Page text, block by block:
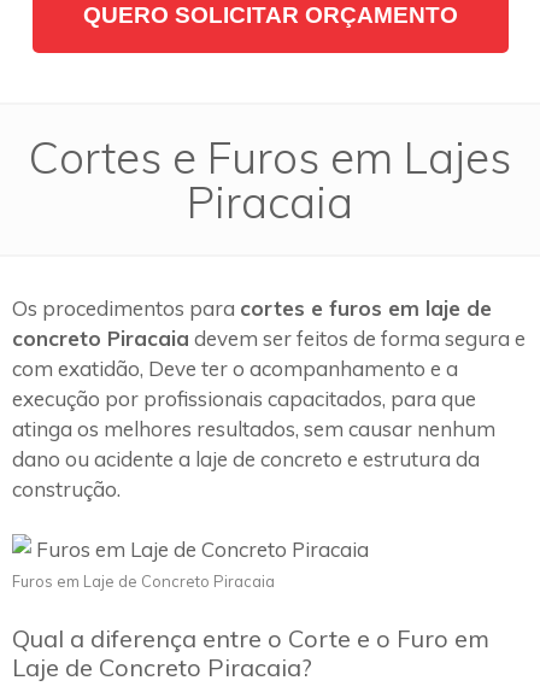
QUERO SOLICITAR ORÇAMENTO
Cortes e Furos em Lajes
Piracaia
Os procedimentos para cortes e furos em laje de
concreto Piracaia devem ser feitos de forma segura e
com exatidão, Deve ter o acompanhamento e a
execução por profissionais capacitados, para que
atinga os melhores resultados, sem causar nenhum
dano ou acidente a laje de concreto e estrutura da
construção.
Furos em Laje de Concreto Piracaia
Qual a diferença entre o Corte e o Furo em
Laje de Concreto Piracaia?